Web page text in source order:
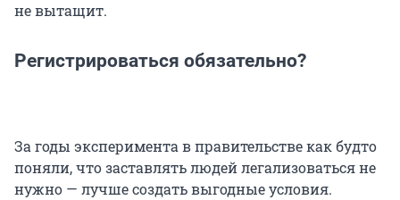
не вытащит.
Регистрироваться обязательно?
За годы эксперимента в правительстве как будто
поняли, что заставлять людей легализоваться не
нужно — лучше создать выгодные условия.